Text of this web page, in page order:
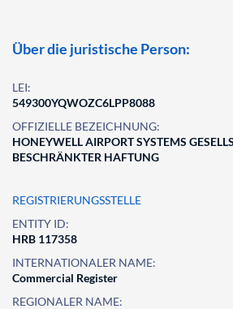
Über die juristische Person:
LEI:
549300YQWOZC6LPP8088
OFFIZIELLE BEZEICHNUNG:
HONEYWELL AIRPORT SYSTEMS
BESCHRÄNKTER HAFTUNG
REGISTRIERUNGSSTELLE
ENTITY ID:
HRB 117358
INTERNATIONALER NAME:
Commercial Register
REGIONALER NAME: